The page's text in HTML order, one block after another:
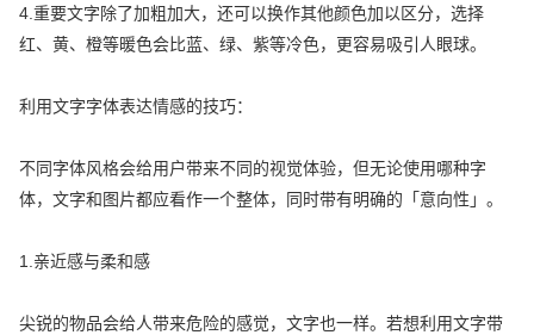
4.重要文字除了加粗加大，还可以换作其他颜色加以区分，选择
红、黄、橙等暖色会比蓝、绿、紫等冷色，更容易吸引人眼球。
利用文字字体表达情感的技巧：
不同字体风格会给用户带来不同的视觉体验，但无论使用哪种字
体，文字和图片都应看作一个整体，同时带有明确的「意向性」。
1.亲近感与柔和感
尖锐的物品会给人带来危险的感觉，文字也一样。若想利用文字带